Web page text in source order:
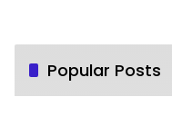
Popular Posts